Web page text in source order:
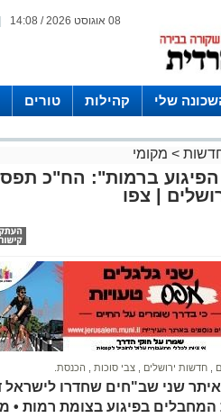
08 אוגוסט 2026 / 14:08
שלי קהילות טורים
> מקומי
ברמות": הח"כ תפס
| צפו
חדשות ירושלים צבי סוכות הכנסת.
שני שב"חים שחדרו לישראל
בפיגוע בצומת רמות •